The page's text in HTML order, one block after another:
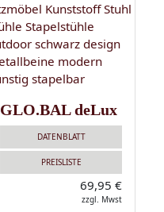
GLO.BAL deLux
DATENBLATT
PREISLISTE
69,95 €
zzgl. Mwst